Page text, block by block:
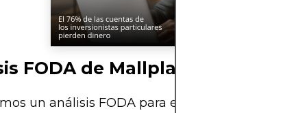
FODA de Mallplaza como
un análisis FODA para evaluar la inversión